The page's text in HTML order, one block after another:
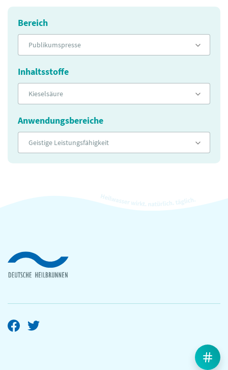
Bereich
Publikumspresse
Inhaltsstoffe
Kieselsäure
Anwendungsbereiche
Geistige Leistungsfähigkeit